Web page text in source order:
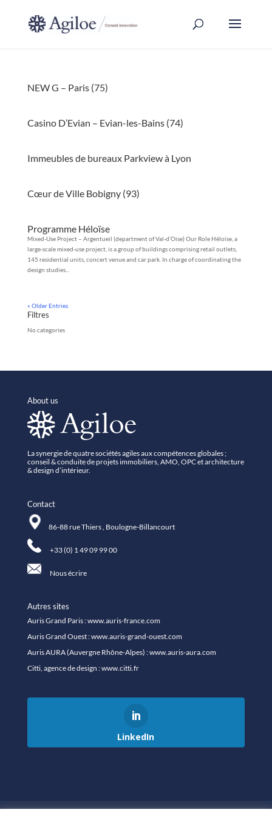
NEW G – Paris (75)
Casino D’Evian – Evian-les-Bains (74)
Immeubles de bureaux Parkview à Lyon
Cœur de Ville Bobigny (93)
Programme Héloïse
Mixed-Use Project – Argentueil (department of Val-d’Oise) Our Role Héloïse, a
large-scale mixed-use project, is a group of buildings comprising retail outlets,
145 residential units, concert venue and car park. In charge of coordinating the
design studies...
« Older Entries
Filtres
No categories
About us
La synergie de quatre sociétés agiles aux compétences globales ;
conseil & conduite de projets immobiliers, AMO, OPC et architecture
& design d’intérieur.
Contact
86-88 rue Thiers , Boulogne-Billancourt
+33 (0) 1 49 09 99 00
Nous écrire
Autres sites
Auris Grand Paris :www.auris-france.com
Auris Grand Ouest :www.auris-grand-ouest.com
Auris AURA (Auvergne Rhône-Alpes) :www.auris-aura.com
Citti, agence de design :www.citti.fr
LinkedIn